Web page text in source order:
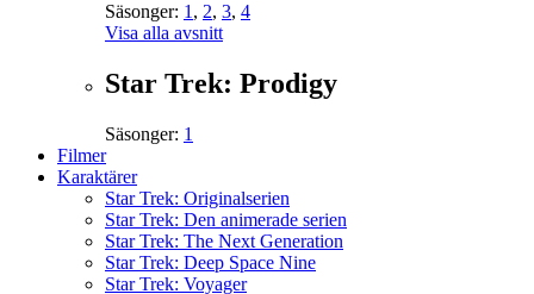
Säsonger: 1 , 2, 3, 4
Visa alla avsnitt
Star Trek: Prodigy
Säsonger: 1
Filmer
Karaktärer
Star Trek: Originalserien
Star Trek: Den animerade serien
Star Trek: The Next Generation
Star Trek: Deep Space Nine
Star Trek: Voyager